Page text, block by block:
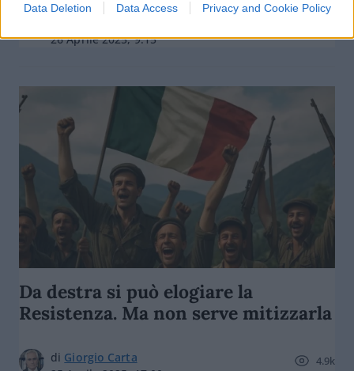
Data Deletion Data Access Privacy and Cookie Policy
26 Aprile 2025, 9:15
Da destra si può elogiare la
Resistenza. Ma non serve mitizzarla
di Giorgio Carta
4.9k